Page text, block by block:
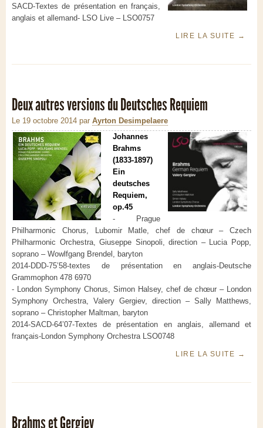
SACD-Textes de présentation en français,
anglais et allemand- LSO Live – LSO0757
LIRE LA SUITE →
Deux autres versions du Deutsches Requiem
Le 19 octobre 2014 par Ayrton Desimpelaere
Johannes
Brahms
(1833-1897)
Ein
deutsches
Requiem,
op.45
- Prague
Philharmonic Chorus, Lubomir Matle, chef de chœur – Czech
Philharmonic Orchestra, Giuseppe Sinopoli, direction – Lucia Popp,
soprano – Wowlfgang Brendel, baryton
2014-DDD-75’58-textes de présentation en anglais-Deutsche
Grammophon 478 6970
- London Symphony Chorus, Simon Halsey, chef de chœur – London
Symphony Orchestra, Valery Gergiev, direction – Sally Matthews,
soprano – Christopher Maltman, baryton
2014-SACD-64’07-Textes de présentation en anglais, allemand et
français-London Symphony Orchestra LSO0748
LIRE LA SUITE →
Brahms et Gergiev